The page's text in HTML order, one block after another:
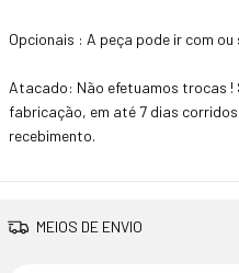
Opcionais : A peça pode ir com ou
Atacado: Não efetuamos trocas !
fabricação, em até 7 dias
recebimento.
MEIOS DE ENVIO